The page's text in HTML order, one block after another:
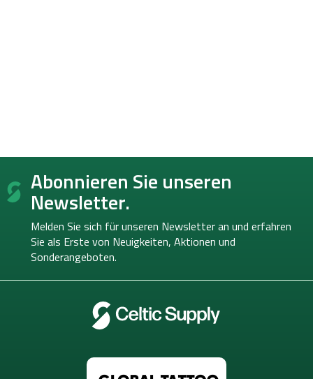
F
ß Abonnieren Sie unseren
Newsletter.
Melden Sie sich für unseren Newsletter an und erfahren
Sie als Erste von Neuigkeiten, Aktionen und
Sonderangeboten.